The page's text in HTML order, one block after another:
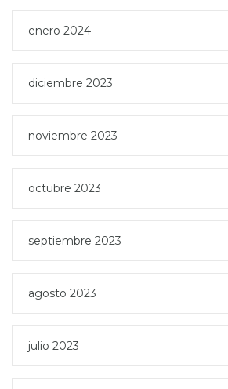
enero 2024
diciembre 2023
noviembre 2023
octubre 2023
septiembre 2023
agosto 2023
julio 2023